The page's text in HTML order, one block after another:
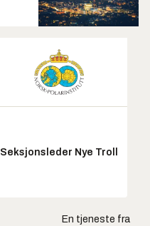
Seksjonsleder Nye Troll
En tjeneste fra